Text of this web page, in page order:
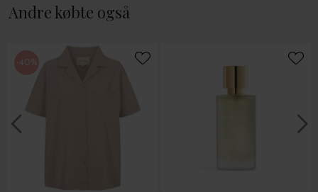
Andre købte også
-40%